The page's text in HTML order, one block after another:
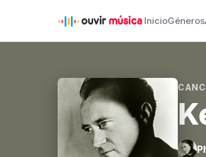
InicioGéneros